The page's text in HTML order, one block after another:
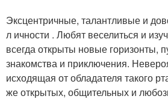
Эксцентричные, талантливые и
л ичности . Любят веселиться и
всегда открыты новые горизонты,
знакомства и приключения.
исходящая от обладателя такого
же открытых, общительных и